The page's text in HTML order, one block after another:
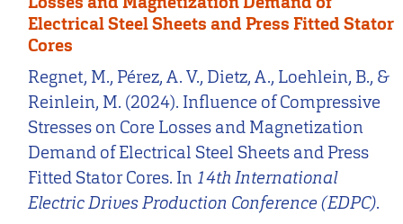
Electrical Steel Sheets and Press Fitted Stator
Cores
Regnet, M., Pérez, A. V., Dietz, A., Loehlein, B., &
Reinlein, M. (2024). Influence of Compressive
Stresses on Core Losses and Magnetization
Demand of Electrical Steel Sheets and Press
Fitted Stator Cores. In 14th International
Electric Drives Production Conference (EDPC).